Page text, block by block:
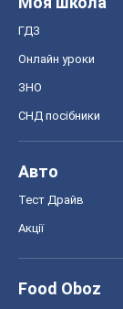
ГДЗ
Онлайн уроки
ЗНО
СНД посібники
Авто
Тест Драйв
Акції
Food Oboz